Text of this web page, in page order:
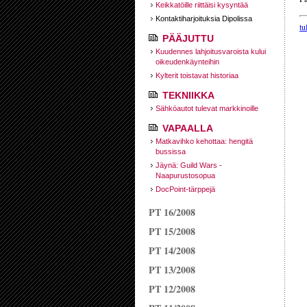
Keikkatöille riittäisi kysyntää
Kontaktiharjoituksia Dipolissa
PÄÄJUTTU
Kuudennes lahjoitusvaroista kului
oikeudenkäynteihin
Kylterit toistavat historiaa
TEKNIIKKA
Sähköautot tulevat markkinoille
VAPAALLA
Matkavihko kehottaa: hengitä
bussissa
Jäynä: Guild Wars -
Naapurustosopua
DocPoint-tärppejä
PT 16/2008
PT 15/2008
PT 14/2008
PT 13/2008
PT 12/2008